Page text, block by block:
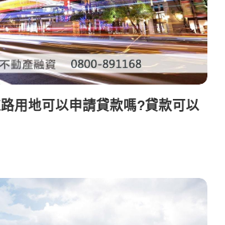
用地可以申請貸款嗎?貸款可以